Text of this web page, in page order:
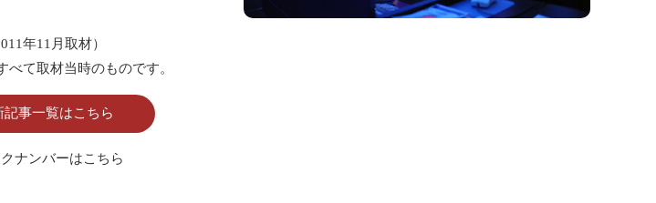
年11月取材）
て取材当時のものです。
記事一覧はこちら
ナンバーはこちら